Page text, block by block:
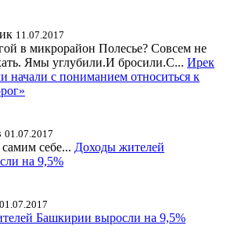
11.07.2017
в микрорайон Полесье? Совсем не
Ямы углубили.И бросили.С... Ирек
начали с пониманием относиться к
01.07.2017
себе... Доходы жителей
на 9,5%
01.07.2017
Башкирии выросли на 9,5%